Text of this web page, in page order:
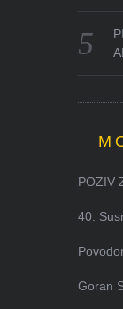
POZIV
40.
Goran